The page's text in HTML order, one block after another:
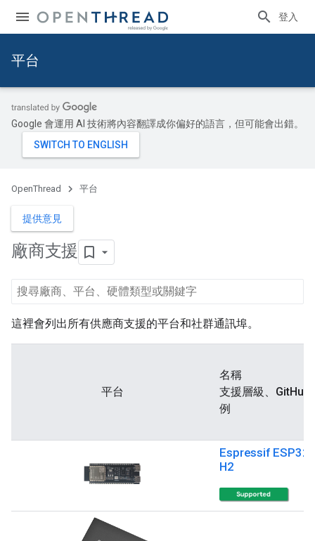
登入
平台
Google 會運用 AI 技術將內容翻譯成你偏好的語言，但可能會出錯。
OpenThread 平台
提供意見
廠商支援
這裡會列出所有供應商支援的平台和社群通訊埠。
平台
名稱
支援層級、GitHub
例
Espressif ESP32-
H2